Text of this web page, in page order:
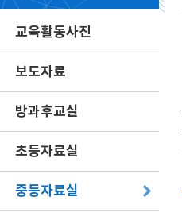
교육활동사진
보도자료
방과후교실
초등자료실
중등자료실